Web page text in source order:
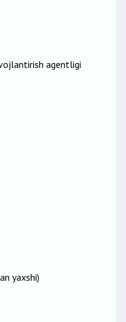
agentligi
yaxshi)